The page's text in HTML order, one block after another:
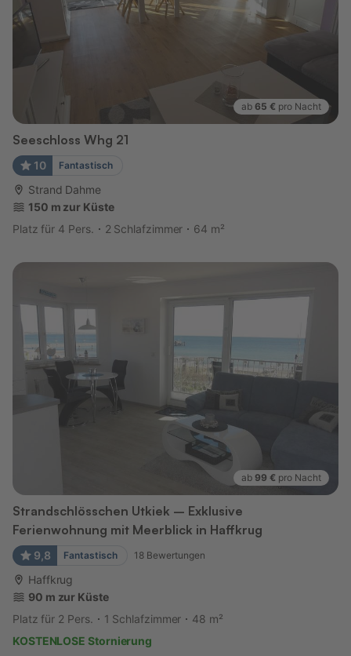
ab 65 € pro Nacht
Seeschloss Whg 21
10 Fantastisch
Strand Dahme
150 m zur Küste
Platz für 4 Pers.
2 Schlafzimmer 64 m²
ab 99 € pro Nacht
Strandschlösschen Utkiek – Exklusive
Ferienwohnung mit Meerblick in Haffkrug
9,8 Fantastisch 18 Bewertungen
Haffkrug
90 m zur Küste
Platz für 2 Pers.
1 Schlafzimmer
48 m²
KOSTENLOSE Stornierung